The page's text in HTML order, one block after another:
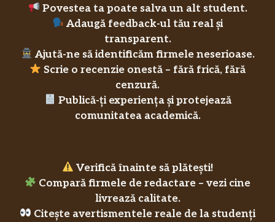
Povestea ta poate salva un alt student.
Adaugă feedback-ul tău real și
transparent.
Ajută-ne să identificăm firmele neserioase.
Scrie o recenzie onestă – fără frică, fără
cenzură.
Publică-ți experiența și protejează
comunitatea academică.
Verifică înainte să plătești!
Compară firmele de redactare – vezi cine
livrează calitate.
Citește avertismentele reale de la studenți